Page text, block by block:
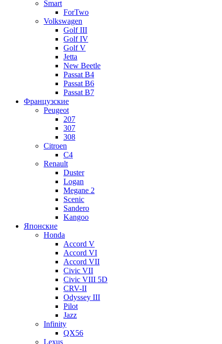
Smart
ForTwo
Volkswagen
Golf III
Golf IV
Golf V
Jetta
New Beetle
Passat B4
Passat B6
Passat B7
Французские
Peugeot
207
307
308
Citroen
C4
Renault
Duster
Logan
Megane 2
Scenic
Sandero
Kangoo
Японские
Honda
Accord V
Accord VI
Accord VII
Civic VII
Civic VIII 5D
CRV-II
Odyssey III
Pilot
Jazz
Infinity
QX56
Lexus